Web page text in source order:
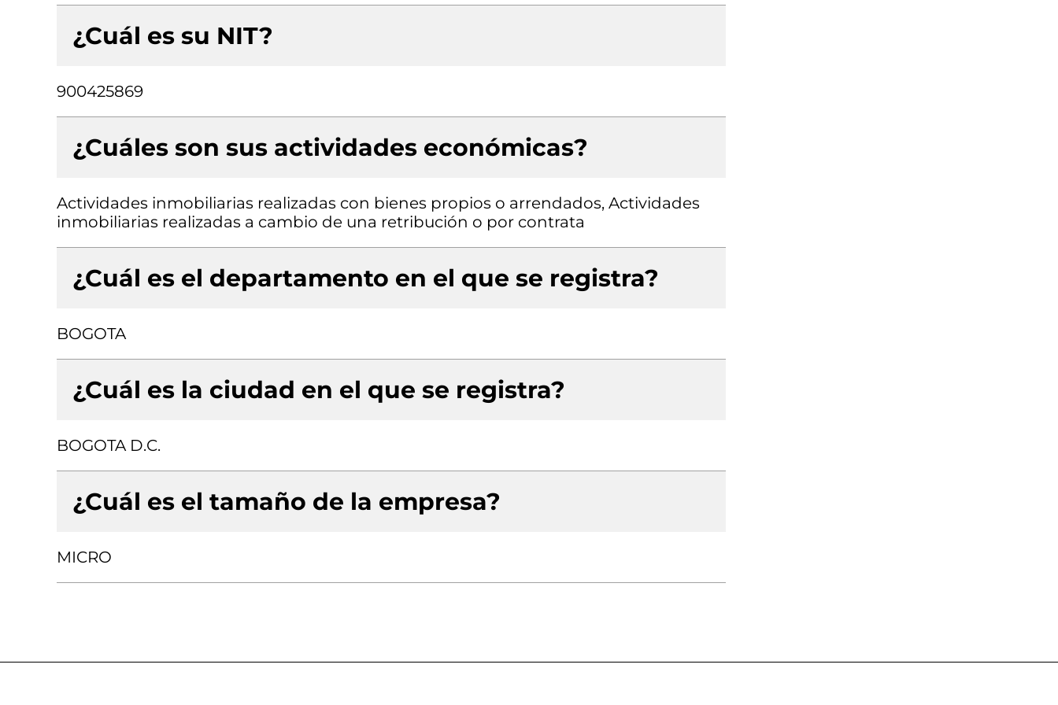
¿Cuál es su NIT?
900425869
¿Cuáles son sus actividades económicas?
Actividades inmobiliarias realizadas con bienes propios o arrendados, Actividades
inmobiliarias realizadas a cambio de una retribución o por contrata
¿Cuál es el departamento en el que se registra?
BOGOTA
¿Cuál es la ciudad en el que se registra?
BOGOTA D.C.
¿Cuál es el tamaño de la empresa?
MICRO